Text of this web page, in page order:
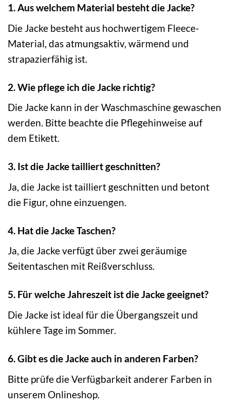
1. Aus welchem Material besteht die Jacke?
Die Jacke besteht aus hochwertigem Fleece-
Material, das atmungsaktiv, wärmend und
strapazierfähig ist.
2. Wie pflege ich die Jacke richtig?
Die Jacke kann in der Waschmaschine gewaschen
werden. Bitte beachte die Pflegehinweise auf
dem Etikett.
3. Ist die Jacke tailliert geschnitten?
Ja, die Jacke ist tailliert geschnitten und betont
die Figur, ohne einzuengen.
4. Hat die Jacke Taschen?
Ja, die Jacke verfügt über zwei geräumige
Seitentaschen mit Reißverschluss.
5. Für welche Jahreszeit ist die Jacke geeignet?
Die Jacke ist ideal für die Übergangszeit und
kühlere Tage im Sommer.
6. Gibt es die Jacke auch in anderen Farben?
Bitte prüfe die Verfügbarkeit anderer Farben in
unserem Onlineshop.